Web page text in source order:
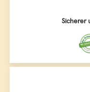
Sicherer